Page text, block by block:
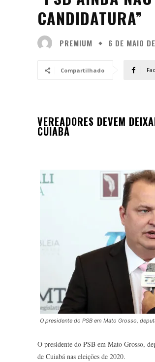
CANDIDATURA”
PREMIUM 6 DE MAIO
Compartilhado
VEREADORES DEVEM
CUIABÁ
O presidente do PSB em Mato Grosso,
O presidente do PSB em Mato Grosso,
de Cuiabá nas eleições de 2020.